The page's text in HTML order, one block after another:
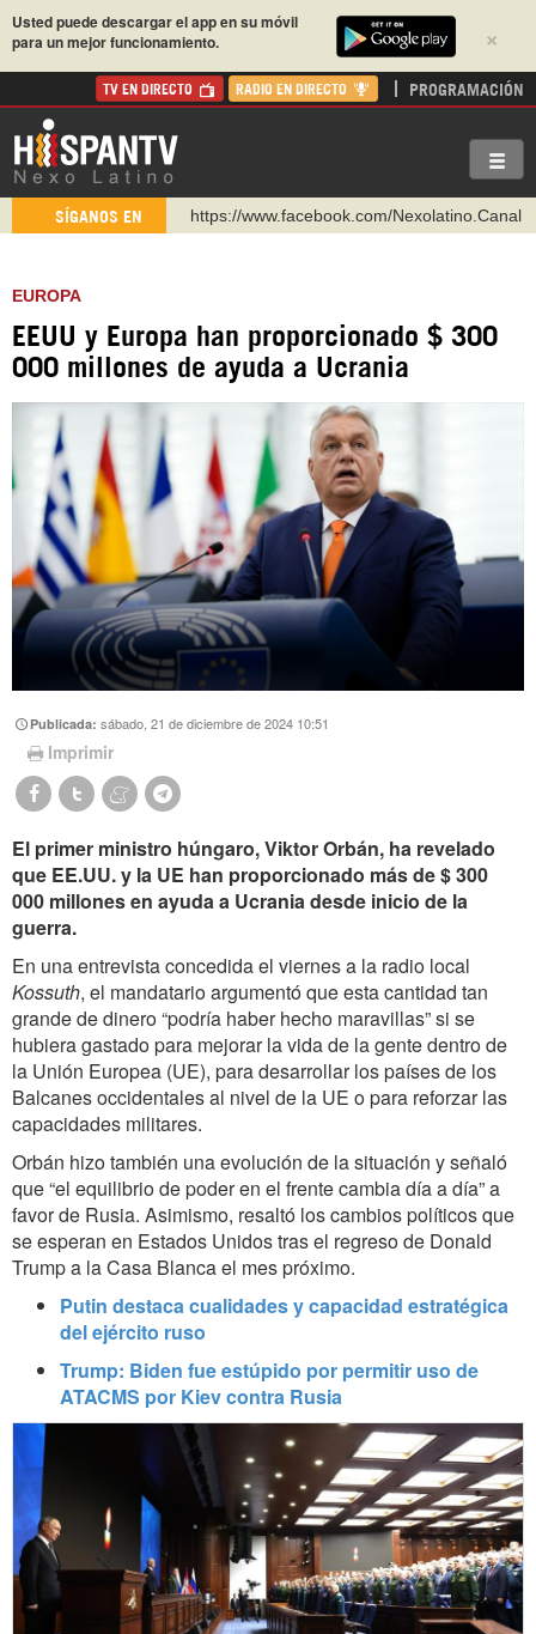
×
Usted puede descargar el app en su móvil
para un mejor funcionamiento.
TV EN DIRECTO RADIO EN DIRECTO PROGRAMACIÓN
SÍGANOS EN
https://www.facebook.com/Nexolatino.Canal
https://t.me/hispantvcanal
https://urmedium.com/c/hispantv
Instagram como: hispan_tv
EUROPA
EEUU y Europa han proporcionado $ 300
000 millones de ayuda a Ucrania
Publicada:sábado, 21 de diciembre de 2024 10:51
Imprimir
El primer ministro húngaro, Viktor Orbán, ha revelado
que EE.UU. y la UE han proporcionado más de $ 300
000 millones en ayuda a Ucrania desde inicio de la
guerra.
En una entrevista concedida el viernes a la radio local
Kossuth, el mandatario argumentó que esta cantidad tan
grande de dinero “podría haber hecho maravillas” si se
hubiera gastado para mejorar la vida de la gente dentro de
la Unión Europea (UE), para desarrollar los países de los
Balcanes occidentales al nivel de la UE o para reforzar las
capacidades militares.
Orbán hizo también una evolución de la situación y señaló
que “el equilibrio de poder en el frente cambia día a día” a
favor de Rusia. Asimismo, resaltó los cambios políticos que
se esperan en Estados Unidos tras el regreso de Donald
Trump a la Casa Blanca el mes próximo.
Putin destaca cualidades y capacidad estratégica
del ejército ruso
Trump: Biden fue estúpido por permitir uso de
ATACMS por Kiev contra Rusia